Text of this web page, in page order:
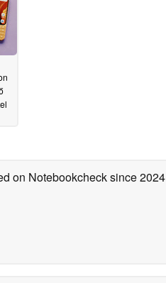
on Notebookchecksince 2024